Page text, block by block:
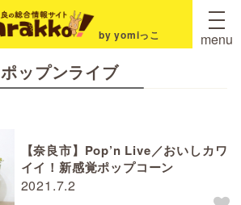
by yomiっこ menu
ポップンライブ
2021.7.2
【奈良市】Pop’n Live／おいしカワ
イイ！新感覚ポップコーン